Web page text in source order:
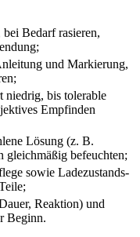
Bedarf rasieren,
‌und Markierung,
niedrig, bis tolerable‍
Empfinden⁤
Lösung (z. B.
gleichmäßig befeuchten;
​sowie Ladezustands-
Reaktion) und
⁣Beginn.